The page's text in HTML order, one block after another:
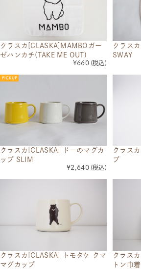
クラスカ[CLASKA]MAMBOガー
ゼハンカチ(TAKE ME OUT)
¥660 (税込)
クラス
SWAY
クラスカ[CLASKA] ドーのマグカ
ップ SLIM
¥2,640 (税込)
クラス
プ
クラスカ[CLASKA] トモタケ クマ
マグカップ
クラス
トン巾着